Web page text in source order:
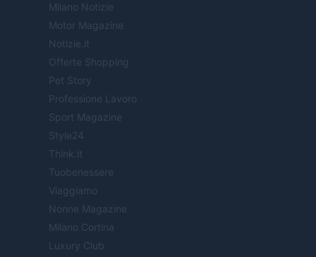
Milano Notizie
Motor Magazine
Notizie.it
Offerte Shopping
Pet Story
Professione Lavoro
Sport Magazine
Style24
Think.it
Tuobenessere
Viaggiamo
Nonne Magazine
Milano Cortina
Luxury Club